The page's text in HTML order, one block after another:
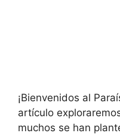
¡Bienvenidos al
artículo
muchos se han